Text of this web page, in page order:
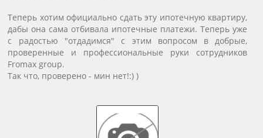
Теперь хотим официально сдать эту ипотечную квартиру,
дабы она сама отбивала ипотечные платежи. Теперь уже
с радостью "отдадимся" с этим вопросом в добрые,
проверенные и профессиональные руки сотрудников
Fromax group.
Так что, проверено - мин нет!:) )